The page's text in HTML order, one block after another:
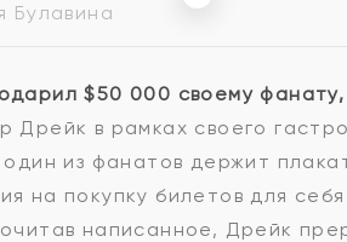
Булавина
$50 000 своему
Дрейк в рамках своего
один из фанатов держит
на покупку билетов для
написанное, Дрейк